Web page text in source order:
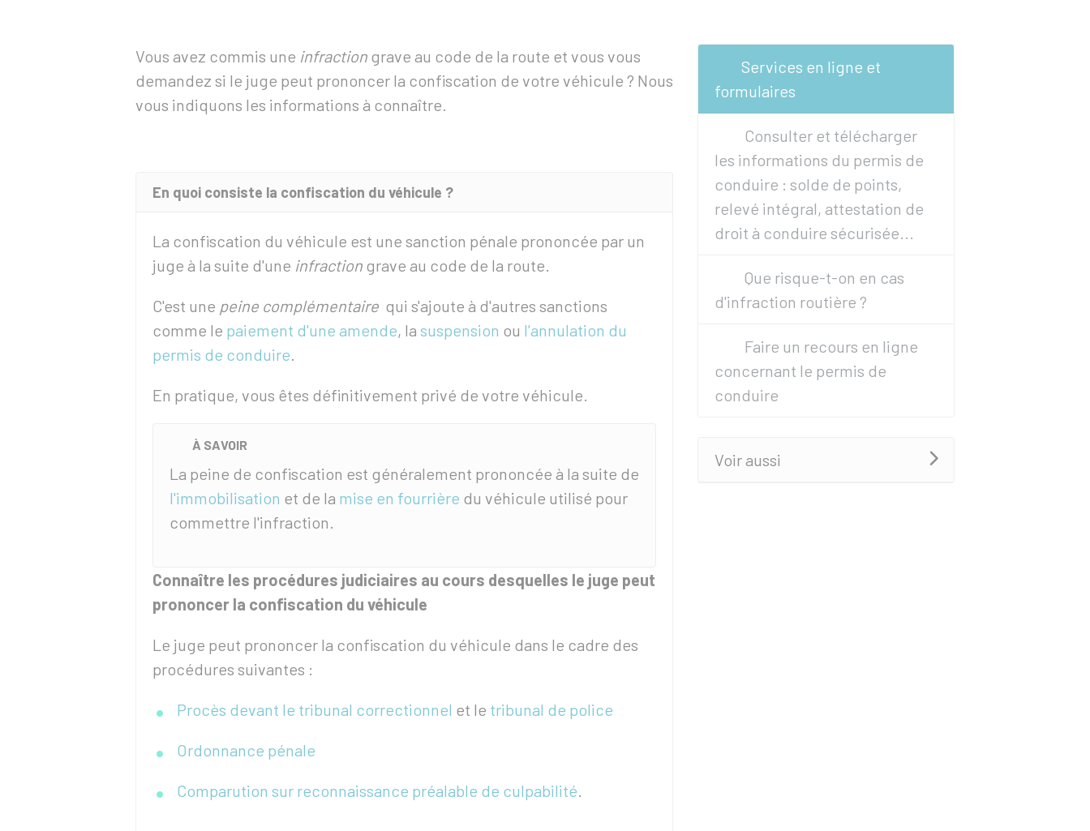
Vous avez commis une infraction grave au code de la route et vous vous
demandez si le juge peut prononcer la confiscation de votre véhicule ? Nous
vous indiquons les informations à connaître.
En quoi consiste la confiscation du véhicule ?
La confiscation du véhicule est une sanction pénale prononcée par un
juge à la suite d'une infraction grave au code de la route.
C'est une peine complémentaire qui s'ajoute à d'autres sanctions
comme le paiement d'une amende, la suspension ou l'annulation du
permis de conduire.
En pratique, vous êtes définitivement privé de votre véhicule.
À SAVOIR
La peine de confiscation est généralement prononcée à la suite de
l'immobilisation et de la mise en fourrière du véhicule utilisé pour
commettre l'infraction.
Connaître les procédures judiciaires au cours desquelles le juge peut
prononcer la confiscation du véhicule
Le juge peut prononcer la confiscation du véhicule dans le cadre des
procédures suivantes :
Procès devant le tribunal correctionnel et le tribunal de police
Ordonnance pénale
Comparution sur reconnaissance préalable de culpabilité.
Services en ligne et
formulaires
Consulter et télécharger
les informations du permis de
conduire : solde de points,
relevé intégral, attestation de
droit à conduire sécurisée...
Que risque-t-on en cas
d'infraction routière ?
Faire un recours en ligne
concernant le permis de
conduire
Voir aussi